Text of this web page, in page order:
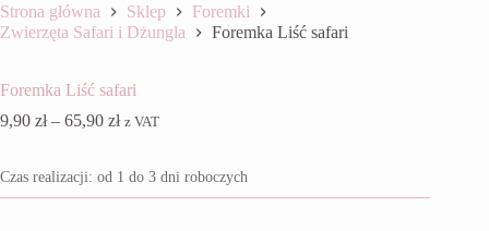
Strona główna Sklep
Foremki
Zwierzęta Safari i Dżungla
Foremka Liść safari
Foremka Liść safari
9,90 zł – 65,90 złZakres
9,90 zł
do
z VAT
Czas realizacji: od 1 do 3 dni roboczych